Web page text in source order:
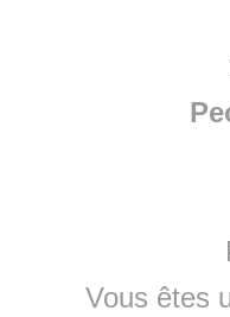
Vous êtes